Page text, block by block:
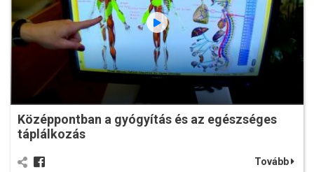
Középpontban a gyógyítás és az egészséges
táplálkozás
Tovább